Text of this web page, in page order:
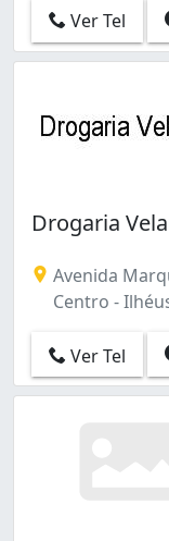
Ver Tel
Drogaria
Avenida
Centro -
Ver Tel